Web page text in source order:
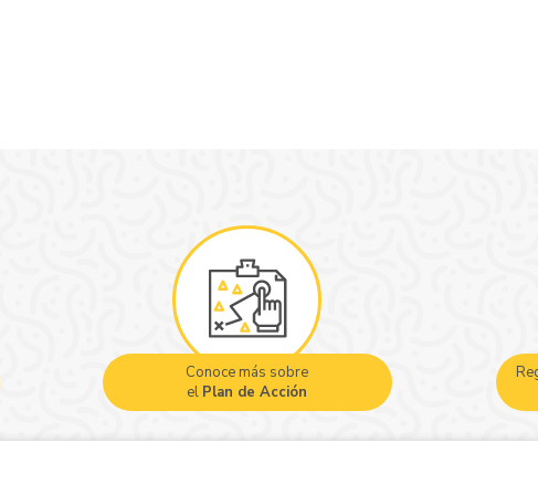
Conoce más sobre
el Plan de Acción